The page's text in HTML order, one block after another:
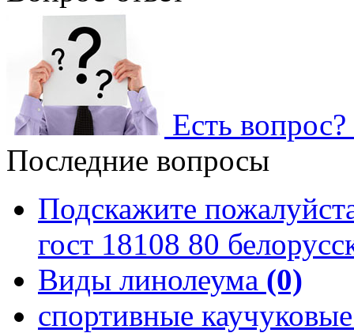
Есть
Последние вопросы
Подскажите
гост 18108 80
Виды линолеума (0)
спортивные